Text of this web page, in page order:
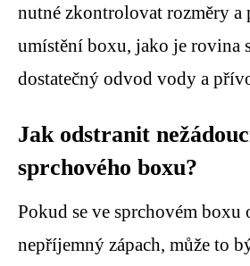
nutné zkontrolovat rozměry
umístění boxu, jako je rovina
dostatečný odvod vody a
Jak odstranit
sprchového boxu?
Pokud se ve sprchovém boxu
nepříjemný zápach, může to